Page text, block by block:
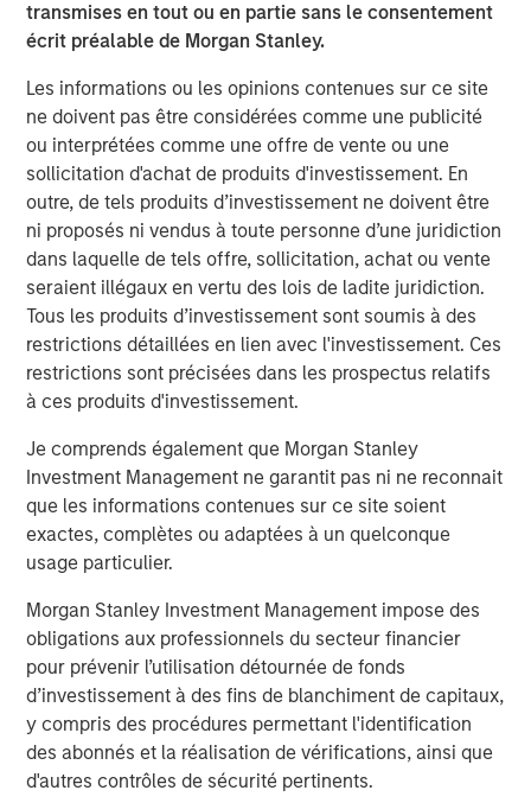
transmises en tout ou en partie sans le consentement
écrit préalable de Morgan Stanley.
Les informations ou les opinions contenues sur ce site
ne doivent pas être considérées comme une publicité
ou interprétées comme une offre de vente ou une
sollicitation d'achat de produits d'investissement. En
outre, de tels produits d’investissement ne doivent être
ni proposés ni vendus à toute personne d’une juridiction
dans laquelle de tels offre, sollicitation, achat ou vente
seraient illégaux en vertu des lois de ladite juridiction.
Tous les produits d’investissement sont soumis à des
restrictions détaillées en lien avec l'investissement. Ces
restrictions sont précisées dans les prospectus relatifs
à ces produits d'investissement.
Je comprends également que Morgan Stanley
Investment Management ne garantit pas ni ne reconnait
que les informations contenues sur ce site soient
exactes, complètes ou adaptées à un quelconque
usage particulier.
Morgan Stanley Investment Management impose des
obligations aux professionnels du secteur financier
pour prévenir l’utilisation détournée de fonds
d’investissement à des fins de blanchiment de capitaux,
y compris des procédures permettant l'identification
des abonnés et la réalisation de vérifications, ainsi que
d'autres contrôles de sécurité pertinents.
Source : J.P. Morgan, Calculs de Morgan Stanley Investment
Management, au 31 mars 2026. Les attributions de performance
des spreads des obligations d’entreprises et des spreads du
crédit souverain sont modélisées en distinguant la performance
globale des spreads entre ses deux composantes : le spread
souverain et le spread des obligations d’entreprises par rapport
à la dette souveraine. Il est impossible d’investir directement
dans un indice. Les données fournies le sont uniquement à titre
d’information. La performance passée n’est pas un indicateur
fiable des performances futures.
Les évolutions géopolitiques redéfinissent la dynamique
des marchés
Au cours du premier trimestre 2026, plusieurs
Orient ont redessiné la dynamique des marchés, tant au
niveau régional qu’international.
La Stratégie de sécurité nationale adoptée par
l’administration Trump à la fin de l’année 2025 a remis
une posture régionale plus affirmée et à un renforcement
de la présence militaire dans les Caraïbes. Début 2026,
une opération américaine de grande ampleur a permis
d’exfiltrer le président vénézuélien Nicolás Maduro et son
épouse, entraînant sa chute, tandis que l’ancienne vice-
présidente Delcy Rodríguez assumait la direction du
pays. Le nouveau gouvernement a rapidement mis en